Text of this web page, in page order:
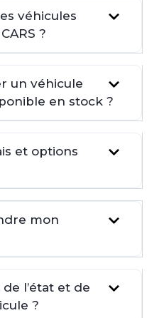
véhicules
?
un véhicule
en stock ?
et options
mon
l’état et de
?